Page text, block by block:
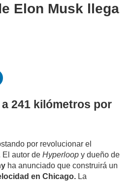
Elon Musk llega
241 kilómetros por
por revolucionar el
El autor deHyperloop y dueño de
ha anunciado que construirá un
en Chicago. La